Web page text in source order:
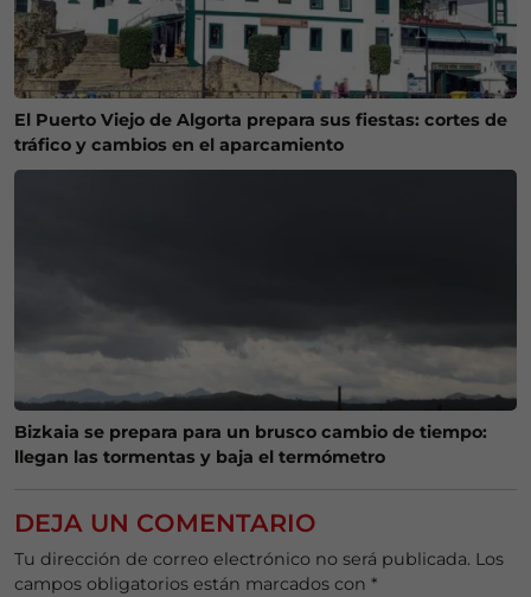
El Puerto Viejo de Algorta prepara sus fiestas: cortes de
tráfico y cambios en el aparcamiento
Bizkaia se prepara para un brusco cambio de tiempo:
llegan las tormentas y baja el termómetro
DEJA UN COMENTARIO
Tu dirección de correo electrónico no será publicada. Los
campos obligatorios están marcados con *